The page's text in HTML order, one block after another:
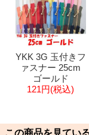
YKK 3G 玉付きフ
ァスナー 25cm
ゴールド
121円(税込)